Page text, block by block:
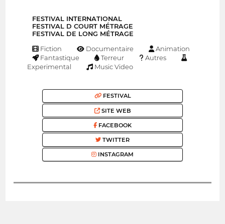
FESTIVAL INTERNATIONAL
FESTIVAL D COURT MÉTRAGE
FESTIVAL DE LONG MÉTRAGE
Fiction Documentaire
Animation
Fantastique
Terreur
Autres
Experimental
Music Video
FESTIVAL
SITE WEB
FACEBOOK
TWITTER
INSTAGRAM